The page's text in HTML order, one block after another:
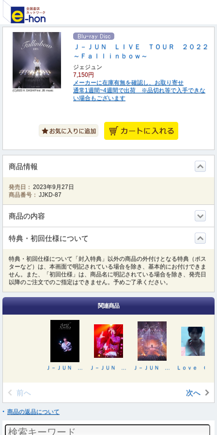
(C)2023 K DASH/First JB music
Ｊ－ＪＵＮ ＬＩＶＥ ＴＯＵＲ ２０２２
～Ｆａｌｌｉｎｂｏｗ～
ジェジュン
7,150円
メーカーに在庫有無を確認し、お取り寄せ
通常1週間~4週間で出荷 ※品切れ等で入手できな
い場合もございます
商品情報
発売日： 2023年9月27日
商品番号： JJKD-87
商品の内容
特典・初回仕様について
特典・初回仕様について「封入特典」以外の商品の外付けとなる特典（ポス
ターなど）は、本画面で明記されている場合を除き、基本的にお付けできま
せん。また、「初回仕様」は、商品名に明記されている場合を除き、発売日
以降のご注文でのご指定はできません。予めご了承ください。
関連商品
前へ 次へ
商品の返品について